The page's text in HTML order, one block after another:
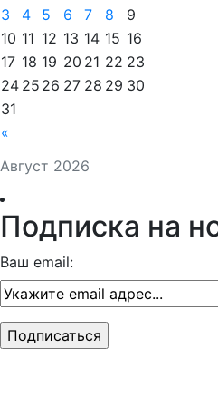
Август 2026
«
3
4 5 6 7 8
9
10 11 12 13 14 15 16
17 18 19 20 21 22 23
24 25 26 27 28 29 30
31
Подписка на
Ваш email: